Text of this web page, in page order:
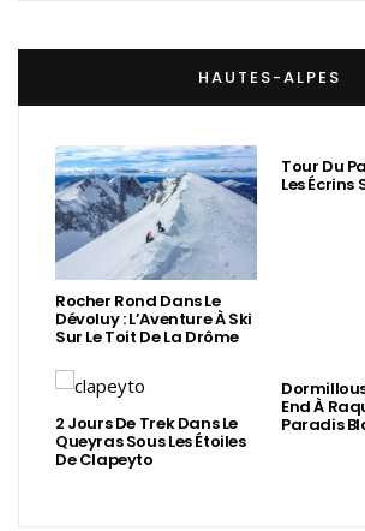
HAUTES-ALPES
Rocher Rond Dans Le
Dévoluy : L’Aventure À Ski
Sur Le Toit De La Drôme
Tour Du
Les Écrins
2 Jours De Trek Dans Le
Queyras Sous Les Étoiles
De Clapeyto
End À
Paradis